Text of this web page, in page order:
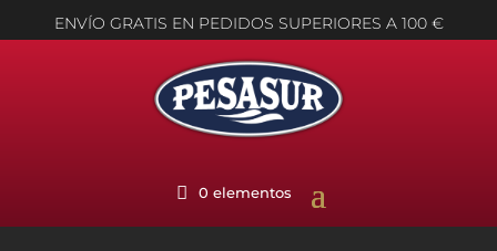
ENVÍO GRATIS EN PEDIDOS SUPERIORES A 100 €
0 elementos